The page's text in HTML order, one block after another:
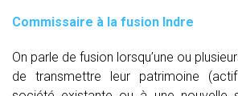
Commissaire à la fusion Indre
On parle de fusion lorsqu’une ou
de transmettre leur patrimoine